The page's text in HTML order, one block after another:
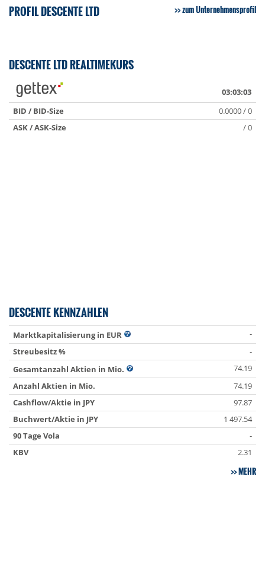
PROFIL DESCENTE LTD zum Unternehmensprofil
DESCENTE LTD REALTIMEKURS
03:03:03
BID / BID-Size
0.0000 / 0
ASK / ASK-Size
/ 0
DESCENTE KENNZAHLEN
Marktkapitalisierung in EUR
-
Streubesitz %
-
Gesamtanzahl Aktien in Mio.
74.19
Anzahl Aktien in Mio.
74.19
Cashflow/Aktie in JPY
97.87
Buchwert/Aktie in JPY
1 497.54
90 Tage Vola
-
KBV
2.31
MEHR